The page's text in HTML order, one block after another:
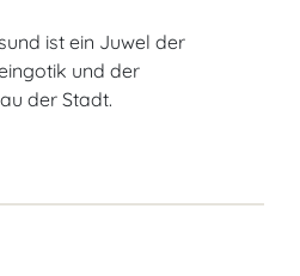
ist ein Juwel der
und der
der Stadt.